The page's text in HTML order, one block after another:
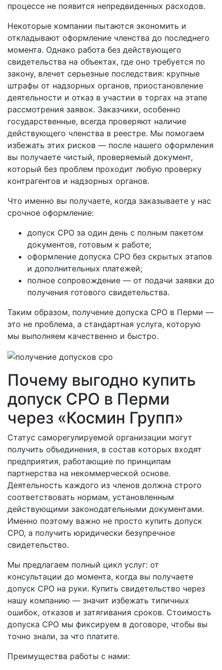
процессе не появится непредвиденных расходов.
Некоторые компании пытаются экономить и
откладывают оформление членства до последнего
момента. Однако работа без действующего
свидетельства на объектах, где оно требуется по
закону, влечет серьезные последствия: крупные
штрафы от надзорных органов, приостановление
деятельности и отказ в участии в торгах на этапе
рассмотрения заявок. Заказчики, особенно
государственные, всегда проверяют наличие
действующего членства в реестре. Мы помогаем
избежать этих рисков — после нашего оформления
вы получаете чистый, проверяемый документ,
который без проблем проходит любую проверку
контрагентов и надзорных органов.
Что именно вы получаете, когда заказываете у нас
срочное оформление:
допуск СРО за один день с полным пакетом
документов, готовым к работе;
оформление допуска СРО без скрытых этапов
и дополнительных платежей;
полное сопровождение — от подачи заявки до
получения готового свидетельства.
Таким образом, получение допуска СРО в Перми —
это не проблема, а стандартная услуга, которую
мы выполняем качественно и быстро.
Почему выгодно купить
допуск СРО в Перми
через «Космин Групп»
Статус саморегулируемой организации могут
получить объединения, в состав которых входят
предприятия, работающие по принципам
партнерства на некоммерческой основе.
Деятельность каждого из членов должна строго
соответствовать нормам, установленным
действующими законодательными документами.
Именно поэтому важно не просто купить допуск
СРО, а получить юридически безупречное
свидетельство.
Мы предлагаем полный цикл услуг: от
консультации до момента, когда вы получаете
допуск СРО на руки. Купить свидетельство через
нашу компанию — значит избежать типичных
ошибок, отказов и затягивания сроков. Стоимость
допуска СРО мы фиксируем в договоре, чтобы вы
точно знали, за что платите.
Преимущества работы с нами: